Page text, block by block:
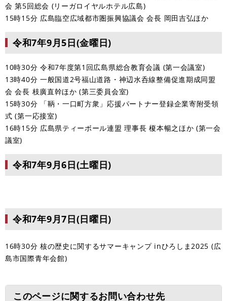
会 第5回総会 (リーガロイヤルホテル広島)
15時15分 広島臨空広域都市圏振興協議会 会長 岡田吉弘ほか
令和7年9月5日(金曜日)
10時30分 令和7年度第1回広島県総合教育会議 (第一会議室)
13時40分 一般国道2号福山道路・神辺水呑線整備促進期成同盟
会 会長 枝廣直幹ほか (第三委員会室)
15時30分 「鞆・一口町方衆」応援パートナー登録企業寄附受領
式 (第一応接室)
16時15分 広島県ティーボール連盟 理事長 榎本暢之ほか (第一会
議室)
令和7年9月6日(土曜日)
令和7年9月7日(日曜日)
16時30分 核の歴史に関するサマーキャンプ inひろしま2025 (広
島市国際青年会館)
このページに関するお問い合わせ先